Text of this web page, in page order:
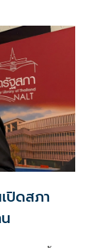
ปิดสภา